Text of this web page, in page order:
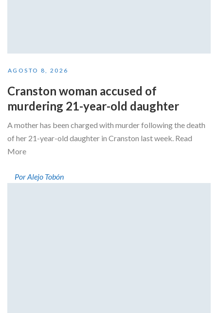
AGOSTO 8, 2026
Cranston woman accused of
murdering 21-year-old daughter
A mother has been charged with murder following the death
of her 21-year-old daughter in Cranston last week. Read
More
Por Alejo Tobón